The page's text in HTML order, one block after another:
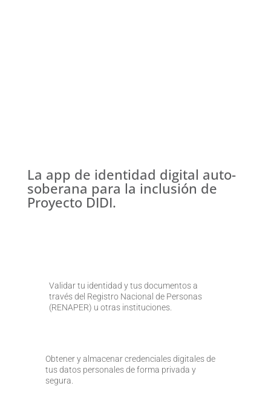
La app de identidad digital auto-
soberana para la inclusión de
Proyecto DIDI.
Validar tu identidad y tus documentos a
través del Registro Nacional de Personas
(RENAPER) u otras instituciones.
Obtener y almacenar credenciales digitales de
tus datos personales de forma privada y
segura.